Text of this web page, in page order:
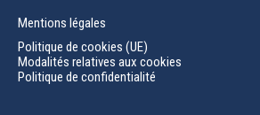
Mentions légales
Politique de cookies (UE)
Modalités relatives aux cookies
Politique de confidentialité